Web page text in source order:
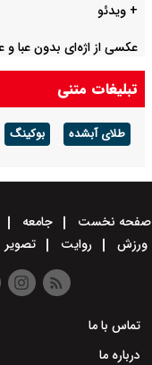
+ ویدئو
عکسی از اژه‌ای بدون عبا و
تبلیغات متنی
طلای آبشده بوکینگ
صفحه نخست جامعه
ورزش
روایت تصویر
تماس با ما
درباره ما